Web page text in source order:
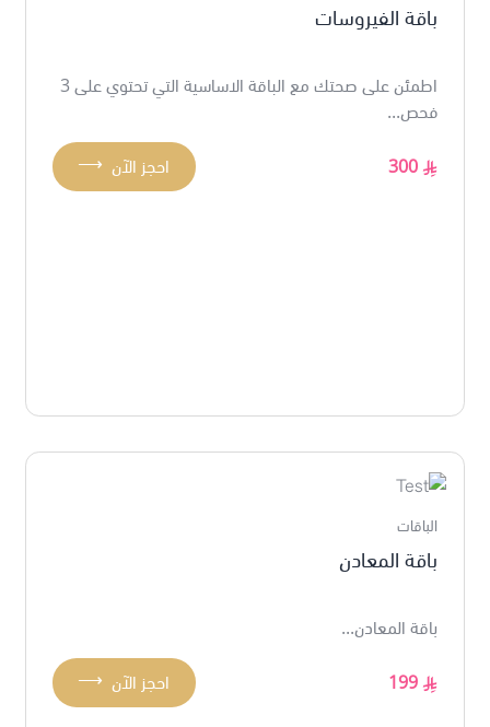
باقة الفيروسات
اطمئن على صحتك مع الباقة الاساسية التي تحتوي على 3
فحص...
300
⟶ احجز الآن
الباقات
باقة المعادن
باقة المعادن...
199
⟶ احجز الآن